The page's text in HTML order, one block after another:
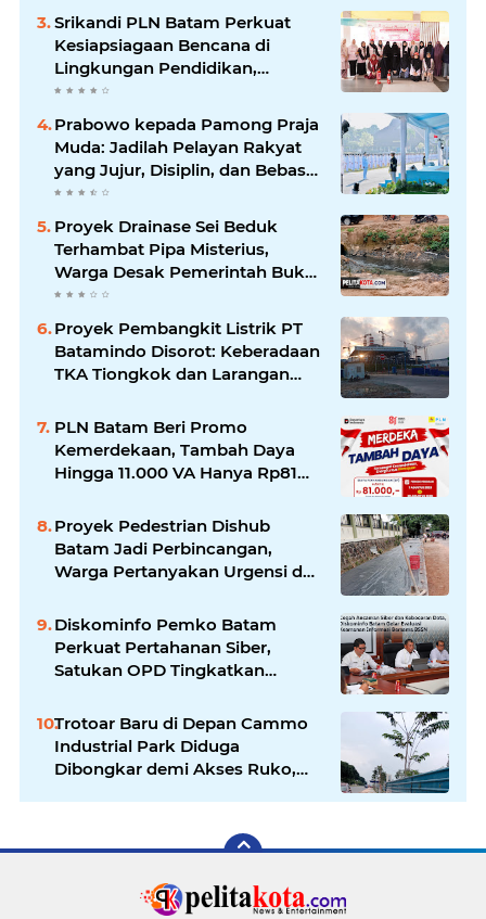
Srikandi PLN Batam Perkuat
Kesiapsiagaan Bencana di
Lingkungan Pendidikan,
Serahkan APAR dan Rambu K3
Prabowo kepada Pamong Praja
Muda: Jadilah Pelayan Rakyat
yang Jujur, Disiplin, dan Bebas
Korupsi
Proyek Drainase Sei Beduk
Terhambat Pipa Misterius,
Warga Desak Pemerintah Buka
Hasil Uji Sampel Air
Proyek Pembangkit Listrik PT
Batamindo Disorot: Keberadaan
TKA Tiongkok dan Larangan
Perhatian
PLN Batam Beri Promo
Kemerdekaan, Tambah Daya
Hingga 11.000 VA Hanya Rp81
Proyek Pedestrian Dishub
Batam Jadi Perbincangan,
Warga Pertanyakan Urgensi dan
Diskominfo Pemko Batam
Perkuat Pertahanan Siber,
Satukan OPD Tingkatkan
Pemerintah
Trotoar Baru di Depan Cammo
Industrial Park Diduga
Dibongkar demi Akses Ruko,